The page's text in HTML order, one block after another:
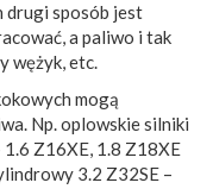
drugi sposób jest
a paliwo i tak
wężyk, etc.
mogą
Np. oplowskie silniki
Z16XE, 1.8 Z18XE
3.2 Z32SE –